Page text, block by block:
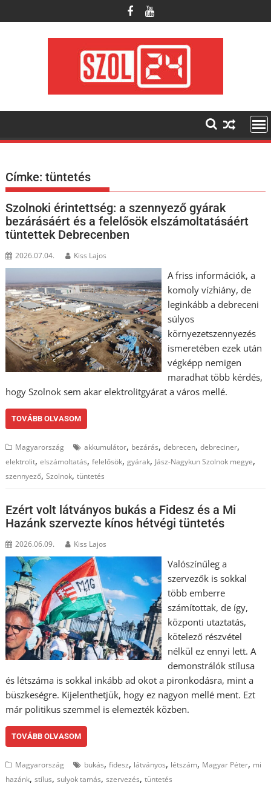
to
Címke:tüntetés
Szolnoki érintettség: a szennyező gyárak
bezárásáért és a felelősök elszámoltatásáért
tüntettek Debrecenben
2026.07.04. Kiss Lajos
A friss információk, a
komoly vízhiány, de
leginkább a debreceni
súlyos
környezetszennyezés
ismeretében ezek után
végképp nemigen
maradhat több kérdés,
hogy Szolnok sem akar elektrolitgyárat a város mellé.
TOVÁBB OLVASOM
Magyarország akkumulátor, bezárás,debrecen,debreciner,
elektrolit,elszámoltatás,felelősök,gyárak, Jász-Nagykun Szolnok megye,
szennyező,Szolnok,tüntetés
Ezért volt látványos bukás a Fidesz és a Mi
Hazánk szervezte kínos hétvégi tüntetés
2026.06.09. Kiss Lajos
Valószínűleg a
szervezők is sokkal
több emberre
számítottak, de így,
központi utaztatás,
kötelező részvétel
nélkül ez ennyi lett. A
demonstrálók stílusa
és létszáma is sokkal inkább ad okot a pironkodásra, mint a
büszkeségre. Kijelenthetjük, hogy ez nagyon mellé ment. Ezt
már politikus szemmel is elemezték közben.
TOVÁBB OLVASOM
Magyarország bukás,fidesz, látványos, létszám, Magyar Péter, mi
hazánk,stílus,sulyok tamás,szervezés,tüntetés